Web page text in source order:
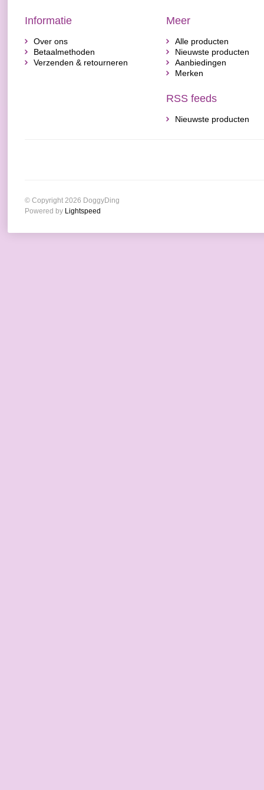
Informatie
Over ons
Betaalmethoden
Verzenden & retourneren
Meer
Alle producten
Nieuwste producten
Aanbiedingen
Merken
RSS feeds
Nieuwste producten
© Copyright 2026 DoggyDing
Powered by Lightspeed